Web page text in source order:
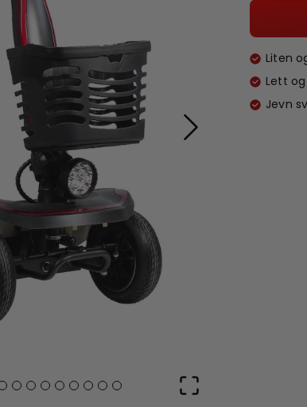
Liten
Lett
Jevn